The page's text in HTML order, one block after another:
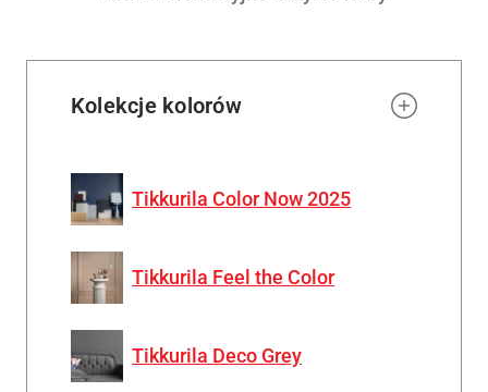
Kolekcje kolorów
Tikkurila Color Now 2025
Tikkurila Feel the Color
Tikkurila Deco Grey